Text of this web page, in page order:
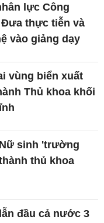
lực Công
thực tiễn và
vào giảng dạy
vùng biển xuất
Thủ khoa khối
sinh 'trường
thủ khoa
đầu cả nước 3